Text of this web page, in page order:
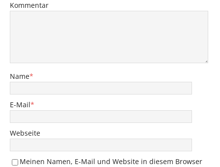
Kommentar
Name*
E-Mail*
Webseite
Meinen Namen, E-Mail und Website in diesem Browser